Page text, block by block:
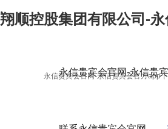
翔顺控股集团有限公司-
永信贵宾会官网-永信贵宾会官方app
永信贵宾会官网-永信贵